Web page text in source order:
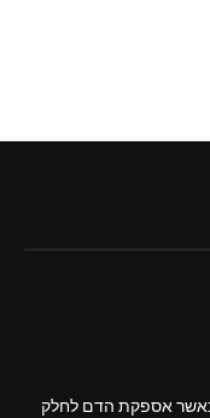
כאשר אספקת הדם לחלק